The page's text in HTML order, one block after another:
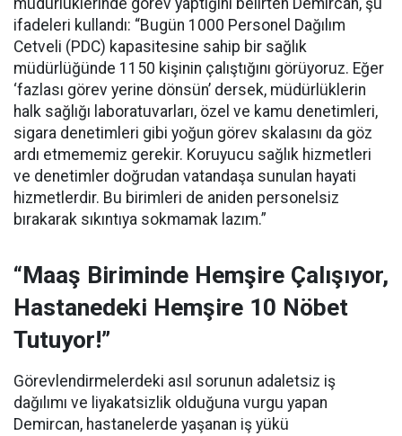
müdürlüklerinde görev yaptığını belirten Demircan, şu
ifadeleri kullandı: “Bugün 1000 Personel Dağılım
Cetveli (PDC) kapasitesine sahip bir sağlık
müdürlüğünde 1150 kişinin çalıştığını görüyoruz. Eğer
‘fazlası görev yerine dönsün’ dersek, müdürlüklerin
halk sağlığı laboratuvarları, özel ve kamu denetimleri,
sigara denetimleri gibi yoğun görev skalasını da göz
ardı etmememiz gerekir. Koruyucu sağlık hizmetleri
ve denetimler doğrudan vatandaşa sunulan hayati
hizmetlerdir. Bu birimleri de aniden personelsiz
bırakarak sıkıntıya sokmamak lazım.”
“Maaş Biriminde Hemşire Çalışıyor,
Hastanedeki Hemşire 10 Nöbet
Tutuyor!”
Görevlendirmelerdeki asıl sorunun adaletsiz iş
dağılımı ve liyakatsizlik olduğuna vurgu yapan
Demircan, hastanelerde yaşanan iş yükü